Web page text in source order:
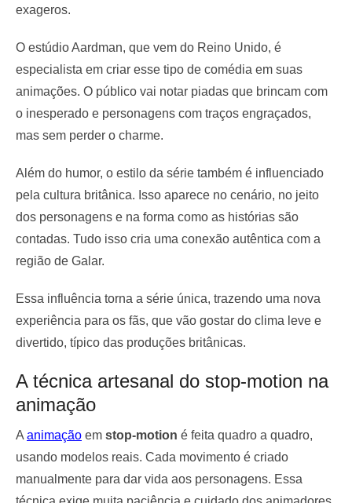
exageros.
O estúdio Aardman, que vem do Reino Unido, é
especialista em criar esse tipo de comédia em suas
animações. O público vai notar piadas que brincam com
o inesperado e personagens com traços engraçados,
mas sem perder o charme.
Além do humor, o estilo da série também é influenciado
pela cultura britânica. Isso aparece no cenário, no jeito
dos personagens e na forma como as histórias são
contadas. Tudo isso cria uma conexão autêntica com a
região de Galar.
Essa influência torna a série única, trazendo uma nova
experiência para os fãs, que vão gostar do clima leve e
divertido, típico das produções britânicas.
A técnica artesanal do stop-motion na
animação
A animação em stop-motion é feita quadro a quadro,
usando modelos reais. Cada movimento é criado
manualmente para dar vida aos personagens. Essa